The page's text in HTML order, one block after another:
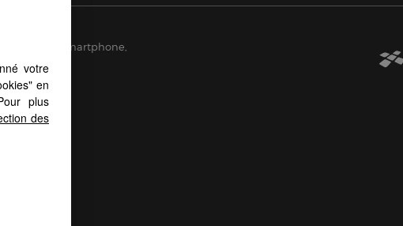
ou votre smartphone,
votre
en
plus
des